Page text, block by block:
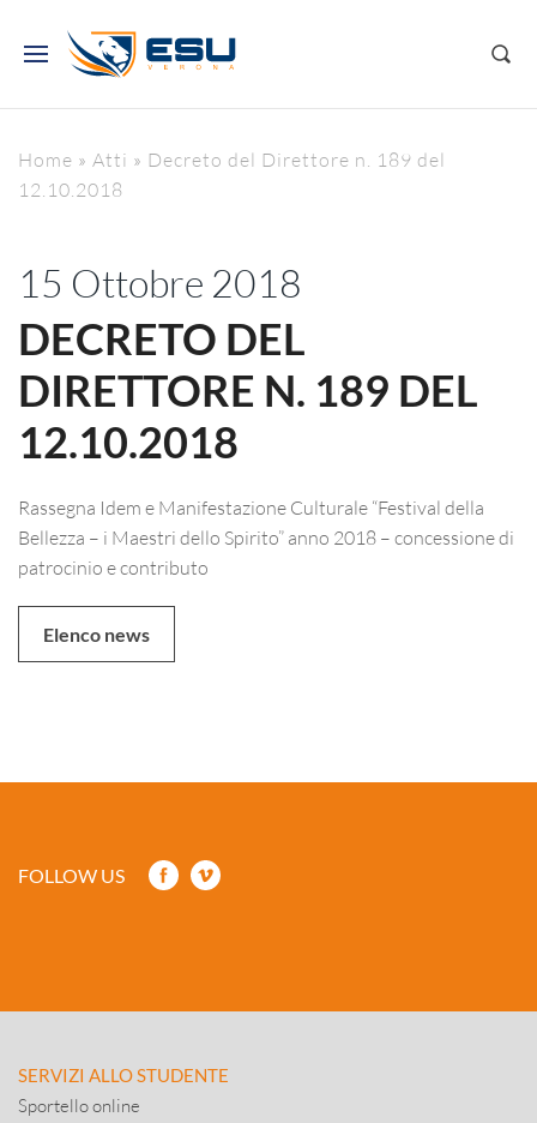
Home » Atti » Decreto del Direttore n. 189 del
12.10.2018
15 Ottobre 2018
DECRETO DEL
DIRETTORE N. 189 DEL
12.10.2018
Rassegna Idem e Manifestazione Culturale “Festival della
Bellezza – i Maestri dello Spirito” anno 2018 – concessione di
patrocinio e contributo
Elenco news
FOLLOW US
SERVIZI ALLO STUDENTE
Sportello online